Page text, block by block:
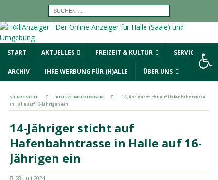
START AKTUELLES FREIZEIT & KULTUR SERVICE
ARCHIV IHRE WERBUNG FÜR (H)ALLE ÜBER UNS
STARTSEITE POLIZEIMELDUNGEN
14-Jähriger sticht auf Hafenbahntrasse
in Halle auf 16-Jährigen ein
14-Jähriger sticht auf
Hafenbahntrasse in Halle auf 16-
Jährigen ein
28. Juli 2024
Werkzeugleiste öffnen